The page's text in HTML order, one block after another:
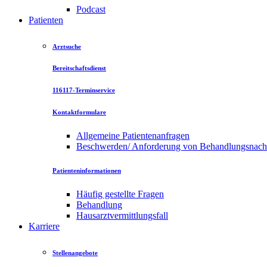
Podcast
Patienten
Arztsuche
Bereitschaftsdienst
116117-Terminservice
Kontaktformulare
Allgemeine Patientenanfragen
Beschwerden/ Anforderung von
Patienteninformationen
Häufig gestellte Fragen
Behandlung
Hausarztvermittlungsfall
Karriere
Stellenangebote